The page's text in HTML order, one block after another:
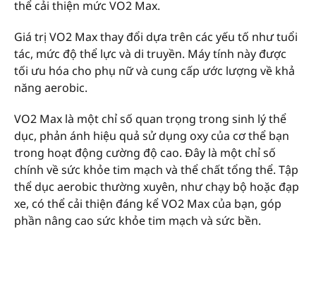
thể cải thiện mức VO2 Max.
Giá trị VO2 Max thay đổi dựa trên các yếu tố như tuổi
tác, mức độ thể lực và di truyền. Máy tính này được
tối ưu hóa cho phụ nữ và cung cấp ước lượng về khả
năng aerobic.
VO2 Max là một chỉ số quan trọng trong sinh lý thể
dục, phản ánh hiệu quả sử dụng oxy của cơ thể bạn
trong hoạt động cường độ cao. Đây là một chỉ số
chính về sức khỏe tim mạch và thể chất tổng thể. Tập
thể dục aerobic thường xuyên, như chạy bộ hoặc đạp
xe, có thể cải thiện đáng kể VO2 Max của bạn, góp
phần nâng cao sức khỏe tim mạch và sức bền.